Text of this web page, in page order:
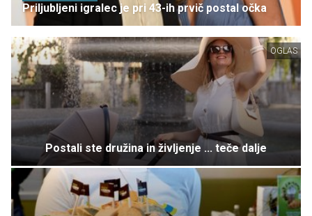
Priljubljeni igralec je pri 43-ih prvič postal očka
OGLAS
Postali ste družina in življenje ... teče dalje